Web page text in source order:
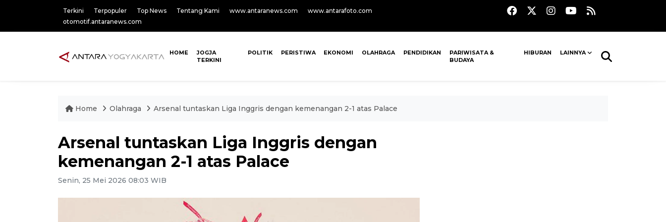
Terkini Terpopuler Top News Tentang Kami www.antaranews.com
www.antarafoto.com
otomotif.antaranews.com
HOME
JOGJA
TERKINI
POLITIK PERISTIWA EKONOMI OLAHRAGA PENDIDIKAN
PARIWISATA &
BUDAYA
HIBURAN LAINNYA
Home Olahraga Arsenal tuntaskan Liga Inggris dengan kemenangan 2-1 atas Palace
Arsenal tuntaskan Liga Inggris dengan
kemenangan 2-1 atas Palace
Senin, 25 Mei 2026 08:03 WIB